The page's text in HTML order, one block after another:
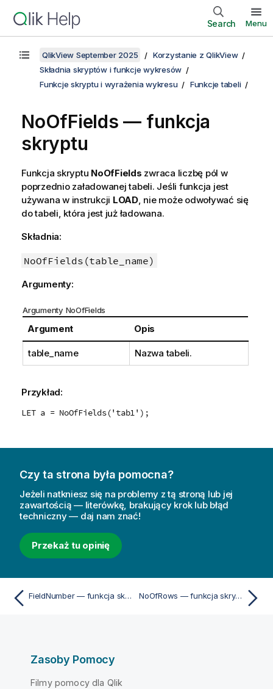
Search Menu
QlikView September 2025
Korzystanie z QlikView
Składnia skryptów i funkcje wykresów
Funkcje skryptu i wyrażenia wykresu
Funkcje tabeli
NoOfFields — funkcja
skryptu
Funkcja skryptu NoOfFields zwraca liczbę pól w
poprzednio załadowanej tabeli. Jeśli funkcja jest
używana w instrukcji LOAD, nie może odwoływać się
do tabeli, która jest już ładowana.
Składnia:
NoOfFields(table_name)
Argumenty:
Argumenty NoOfFields
Argument Opis
table_name Nazwa tabeli.
Przykład:
LET a = NoOfFields('tab1');
Czy ta strona była pomocna?
Jeżeli natkniesz się na problemy z tą stroną lub jej
zawartością — literówkę, brakujący krok lub błąd
techniczny — daj nam znać!
Przekaż tu opinię
FieldNumber — funkcja skryptu NoOfRows — funkcja skryptu i funkcja wykresu
Zasoby Pomocy
Filmy pomocy dla Qlik